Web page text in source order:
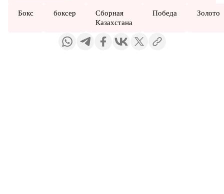
Бокс боксер
Сборная
Казахстана
Победа Золото